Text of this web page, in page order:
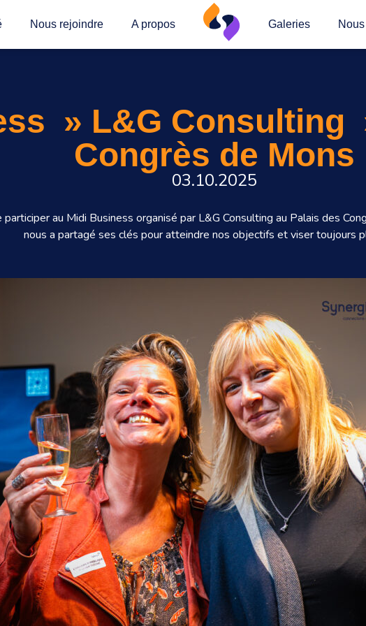
Nous rejoindre A propos Galeries
» L&G Consulting
Congrès de Mons
03.10.2025
au Midi Business organisé par L&G Consulting au Palais des
nous a partagé ses clés pour atteindre nos objectifs et viser toujours